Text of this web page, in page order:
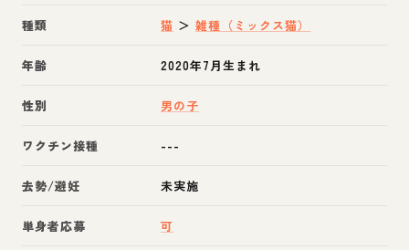
種類 猫 ＞雑種（ミックス猫）
年齢 2020年7月生まれ
性別 男の子
ワクチン接種 ---
去勢/避妊 未実施
単身者応募 可